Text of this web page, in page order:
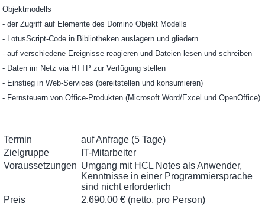
Objektmodells
- der Zugriff auf Elemente des Domino Objekt Modells
- LotusScript-Code in Bibliotheken auslagern und gliedern
- auf verschiedene Ereignisse reagieren und Dateien lesen und schreiben
- Daten im Netz via HTTP zur Verfügung stellen
- Einstieg in Web-Services (bereitstellen und konsumieren)
- Fernsteuern von Office-Produkten (Microsoft Word/Excel und OpenOffice)